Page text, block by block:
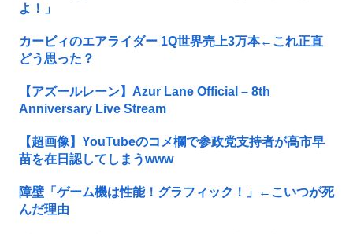
よ！」
カービィのエアライダー 1Q世界売上3万本←これ正直
どう思った？
【アズールレーン】Azur Lane Official – 8th
Anniversary Live Stream
【超画像】YouTubeのコメ欄で参政党支持者が高市早
苗を在日認してしまうwww
障壁「ゲーム機は性能！グラフィック！」←こいつが死
んだ理由